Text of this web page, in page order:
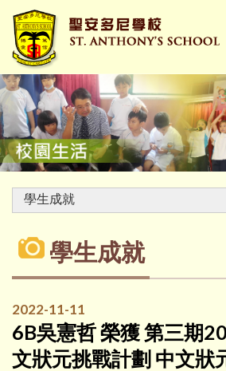
學生成就
2022-11-11
6B吳憲哲 榮獲 第三期
文狀元挑戰計劃 中文狀